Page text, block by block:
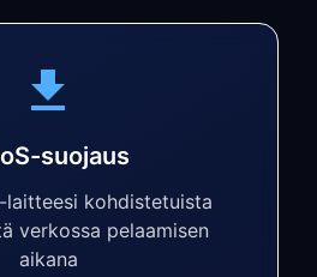
suojaus
laitteesi kohdistetuista
verkossa pelaamisen
aikana